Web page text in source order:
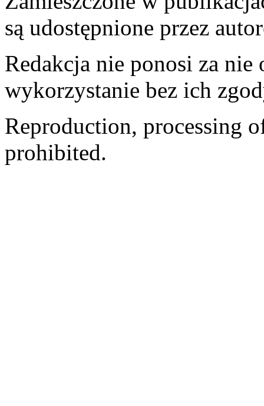
są udostępnione przez
Redakcja nie ponosi za
wykorzystanie bez ich
Reproduction, processing
prohibited.